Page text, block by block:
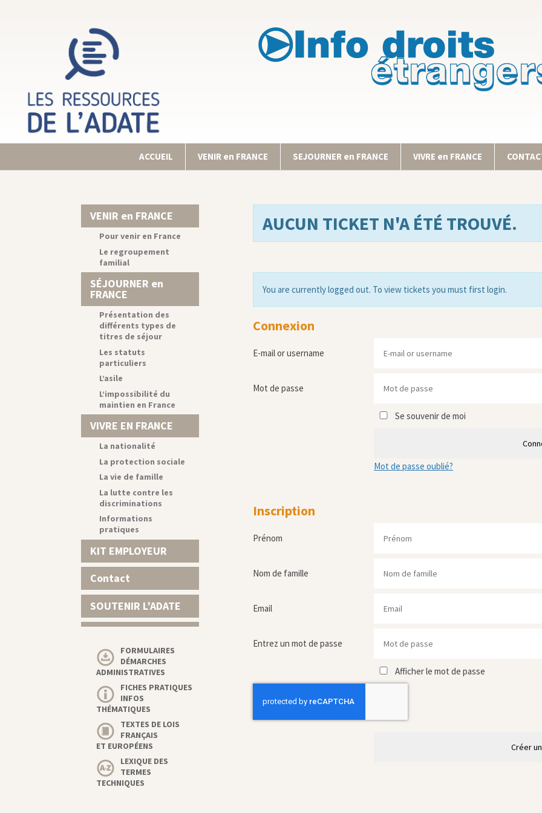
ACCUEIL VENIR en FRANCE SEJOURNER en FRANCE VIVRE en FRANCE
AUCUN TICKET N'A ÉTÉ TROUVÉ.
You are currently logged out. To view tickets you must first login.
Connexion
E-mail or username
Mot de passe
Se souvenir de moi
Mot de passe oublié?
Inscription
Prénom
Nom de famille
Email
Entrez un mot de passe
Afficher le mot de passe
Créer
VENIR en FRANCE
Pour venir en France
Le regroupement
familial
SÉJOURNER en
FRANCE
Présentation des
différents types de
titres de séjour
Les statuts
particuliers
L’asile
L’impossibilité du
maintien en France
VIVRE EN FRANCE
La nationalité
La protection sociale
La vie de famille
La lutte contre les
discriminations
Informations
pratiques
KIT EMPLOYEUR
Contact
SOUTENIR L’ADATE
FORMULAIRES
DÉMARCHES
ADMINISTRATIVES
FICHES PRATIQUES
INFOS
THÉMATIQUES
TEXTES DE LOIS
FRANÇAIS
ET EUROPÉENS
LEXIQUE DES
TERMES
TECHNIQUES